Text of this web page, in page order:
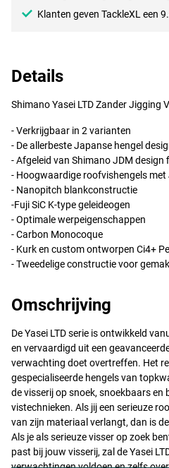
Klanten geven TackleXL een
Details
Shimano Yasei LTDZander Jigging
- Verkrijgbaar in 2 varianten
- De allerbeste Japanse hengel
- Afgeleid van ShimanoJDM design
- Hoogwaardige roofvishengels met
- Nanopitch blankconstructie
-Fuji SiC K-type geleideogen
- Optimale werpeigenschappen
- Carbon Monocoque
- Kurk en custom ontworpen Ci4+
- Tweedelige constructie voor
Omschrijving
De Yasei LTDserie is ontwikkeld
en vervaardigd uit een
verwachting doet overtreffen. Het
gespecialiseerde hengels van
de visserij op snoek, snoekbaars en
vistechnieken. Als jij een serieuze
van zijn materiaal verlangt, dan is
Als je als serieuze visser op zoek
past bij jouw visserij, zal de Yasei